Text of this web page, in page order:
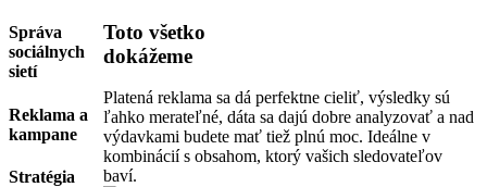
Správa
sociálnych
sietí
Reklama a
kampane
Stratégia
Toto všetko
dokážeme
Platená reklama sa dá perfektne cieliť, výsledky sú
ľahko merateľné, dáta sa dajú dobre analyzovať a nad
výdavkami budete mať tiež plnú moc. Ideálne v
kombinácií s obsahom, ktorý vašich sledovateľov
baví.